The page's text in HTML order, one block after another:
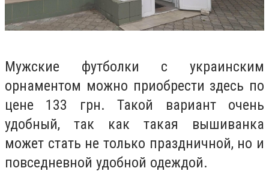
Мужские футболки с украинским
орнаментом можно приобрести здесь по
цене 133 грн. Такой вариант очень
удобный, так как такая вышиванка
может стать не только праздничной, но и
повседневной удобной одеждой.